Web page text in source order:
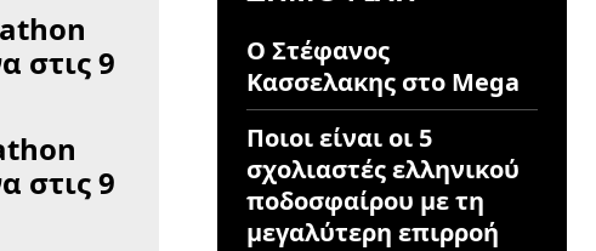
στις 9
Ο Στέφανος
Κασσελακης στο Mega
Ποιοι είναι οι 5
σχολιαστές ελληνικού
ποδοσφαίρου με τη
μεγαλύτερη επιρροή